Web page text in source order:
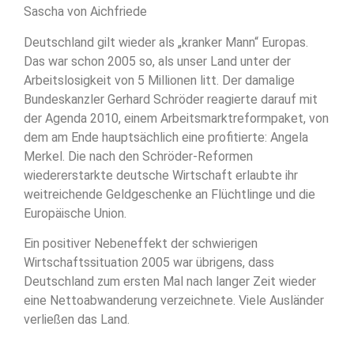
Sascha von Aichfriede
Deutschland gilt wieder als „kranker Mann“ Europas.
Das war schon 2005 so, als unser Land unter der
Arbeitslosigkeit von 5 Millionen litt. Der damalige
Bundeskanzler Gerhard Schröder reagierte darauf mit
der Agenda 2010, einem Arbeitsmarktreformpaket, von
dem am Ende hauptsächlich eine profitierte: Angela
Merkel. Die nach den Schröder-Reformen
wiedererstarkte deutsche Wirtschaft erlaubte ihr
weitreichende Geldgeschenke an Flüchtlinge und die
Europäische Union.
Ein positiver Nebeneffekt der schwierigen
Wirtschaftssituation 2005 war übrigens, dass
Deutschland zum ersten Mal nach langer Zeit wieder
eine Nettoabwanderung verzeichnete. Viele Ausländer
verließen das Land.